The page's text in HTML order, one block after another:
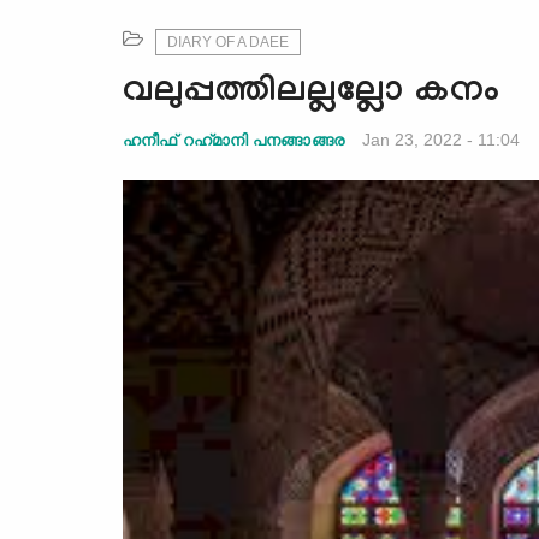
DIARY OF A DAEE
വലുപ്പത്തിലല്ലല്ലോ കനം
ഹനീഫ് റഹ്‌മാനി പനങ്ങാങ്ങര Jan 23, 2022 - 11:04